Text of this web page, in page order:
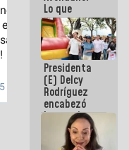
Lo que
vayas a
escribir
hazlo hoy
por que no
sabemos si
la semana
que viene
hay
programa
Presidenta
(E) Delcy
Rodríguez
encabezó
lanzamiento
del Plan
Nacional de